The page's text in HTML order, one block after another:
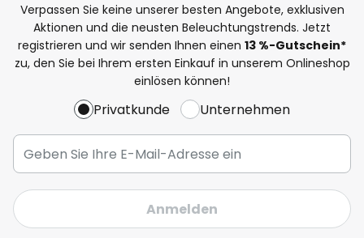
Verpassen Sie keine unserer besten Angebote, exklusiven
Aktionen und die neusten Beleuchtungstrends. Jetzt
registrieren und wir senden Ihnen einen 13 %-Gutschein*
zu, den Sie bei Ihrem ersten Einkauf in unserem Onlineshop
einlösen können!
Privatkunde Unternehmen
Anmelden